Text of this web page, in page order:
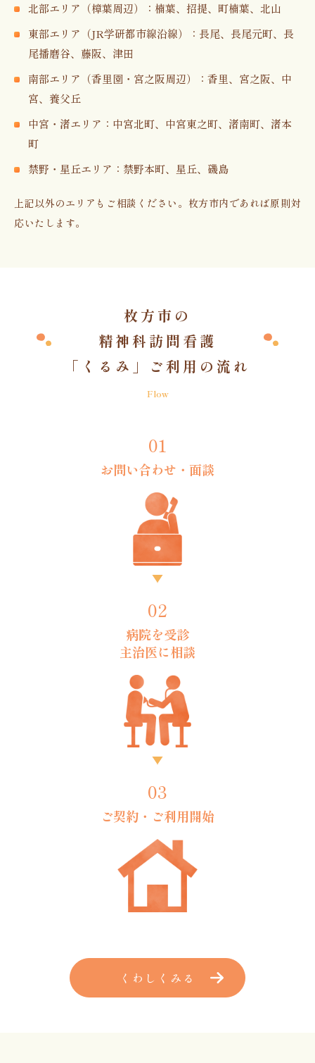
北部エリア（樟葉周辺）：楠葉、招提、町楠葉、北山
東部エリア（JR学研都市線沿線）：長尾、長尾元町、長
尾播磨谷、藤阪、津田
南部エリア（香里園・宮之阪周辺）：香里、宮之阪、中
宮、養父丘
中宮・渚エリア：中宮北町、中宮東之町、渚南町、渚本
町
禁野・星丘エリア：禁野本町、星丘、磯島
上記以外のエリアもご相談ください。枚方市内であれば原則対
応いたします。
枚方市の
精神科訪問看護
「くるみ」ご利用の流れ
Flow
01
お問い合わせ・ 面談
02
病院を受診
主治医に相談
03
ご契約・ ご利用開始
くわしくみる